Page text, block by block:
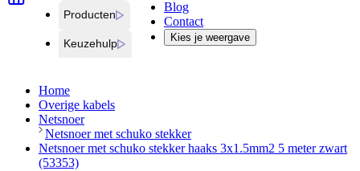
Producten
Keuzehulp
Blog
Contact
Kies je weergave
Home
Overige kabels
Netsnoer
Netsnoer met schuko stekker
Netsnoer met schuko stekker haaks 3x1.5mm2 5 meter zwart
(53353)